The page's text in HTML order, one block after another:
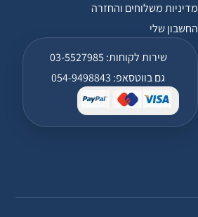
מדיניות משלוחים והחזרה
החשבון שלי
שירות לקוחות: 03-5527985
גם בווטסאפ: 054-9498843